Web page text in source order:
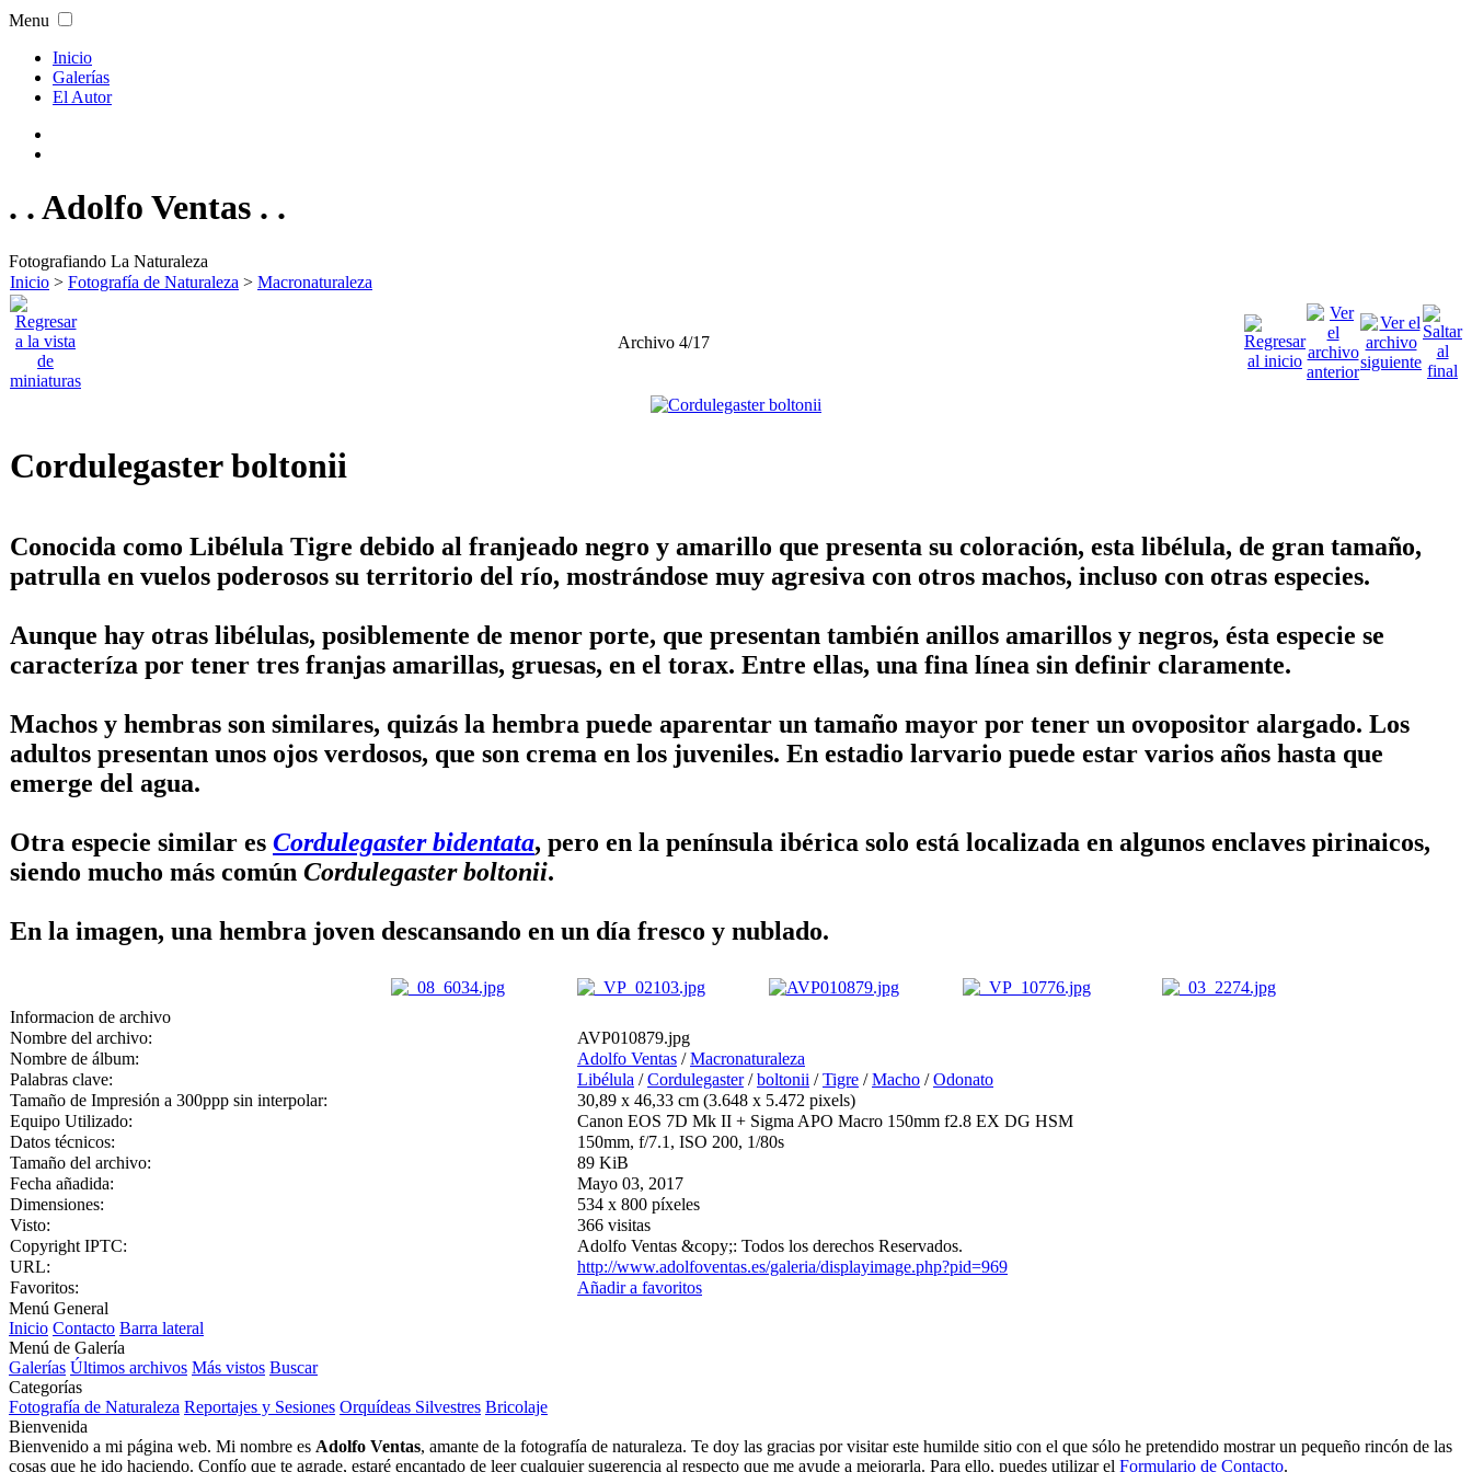
Menu
Inicio
Galerías
El Autor
. . Adolfo Ventas . .
Fotografiando La Naturaleza
Inicio > Fotografía de Naturaleza > Macronaturaleza
Archivo 4/17
Cordulegaster boltonii
Conocida como Libélula Tigre debido al franjeado negro y amarillo que presenta su coloración, esta libélula, de gran tamaño,
patrulla en vuelos poderosos su territorio del río, mostrándose muy agresiva con otros machos, incluso con otras especies.
Aunque hay otras libélulas, posiblemente de menor porte, que presentan también anillos amarillos y negros, ésta especie se
caracteríza por tener tres franjas amarillas, gruesas, en el torax. Entre ellas, una fina línea sin definir claramente.
Machos y hembras son similares, quizás la hembra puede aparentar un tamaño mayor por tener un ovopositor alargado. Los
adultos presentan unos ojos verdosos, que son crema en los juveniles. En estadio larvario puede estar varios años hasta que
emerge del agua.
Otra especie similar es Cordulegaster bidentata, pero en la península ibérica solo está localizada en algunos enclaves pirinaicos,
siendo mucho más común Cordulegaster boltonii.
En la imagen, una hembra joven descansando en un día fresco y nublado.
Informacion de archivo
Nombre del archivo:
AVP010879.jpg
Nombre de álbum:
Adolfo Ventas /Macronaturaleza
Palabras clave:
Libélula /Cordulegaster/boltonii /Tigre /Macho /Odonato
Tamaño de Impresión a 300ppp sin interpolar:
30,89 x 46,33 cm (3.648 x 5.472 pixels)
Equipo Utilizado:
Canon EOS 7D Mk II + Sigma APO Macro 150mm f2.8 EX DG HSM
Datos técnicos:
150mm, f/7.1, ISO 200, 1/80s
Tamaño del archivo:
89 KiB
Fecha añadida:
Mayo 03, 2017
Dimensiones:
534 x 800 píxeles
Visto:
366 visitas
Copyright IPTC:
Adolfo Ventas &copy;: Todos los derechos Reservados.
URL:
http://www.adolfoventas.es/galeria/displayimage.php?pid=969
Favoritos:
Añadir a favoritos
Menú General
Inicio Contacto Barra lateral
Menú de Galería
Galerías Últimos archivos Más vistos Buscar
Categorías
Fotografía de Naturaleza Reportajes y Sesiones Orquídeas Silvestres Bricolaje
Bienvenida
Bienvenido a mi página web. Mi nombre es Adolfo Ventas, amante de la fotografía de naturaleza. Te doy las gracias por visitar este humilde sitio con el que sólo he pretendido mostrar un pequeño rincón de las
cosas que he ido haciendo. Confío que te agrade, estaré encantado de leer cualquier sugerencia al respecto que me ayude a mejorarla. Para ello, puedes utilizar el Formulario de Contacto.